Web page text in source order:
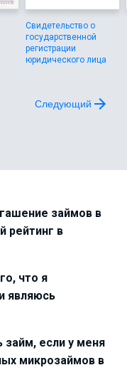
Свидетельство о
государственной
регистрации
юридического лица
Следующий
займов в
рейтинг в
что я
являюсь
займ, если у меня
микрозаймов в